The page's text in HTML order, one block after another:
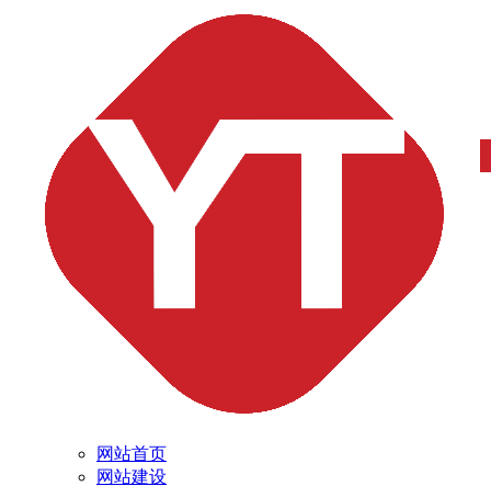
网站首页
网站建设